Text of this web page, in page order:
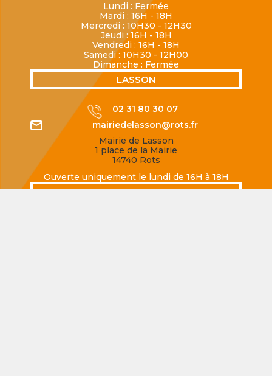
Lundi : Fermée
Mardi : 16H - 18H
Mercredi : 10H30 - 12H30
Jeudi : 16H - 18H
Vendredi : 16H - 18H
Samedi : 10H30 - 12H00
Dimanche : Fermée
LASSON
02 31 80 30 07
mairiedelasson@rots.fr
Mairie de Lasson
1 place de la Mairie
14740 Rots
Ouverte uniquement le lundi de 16H à 18H
SECQUEVILLE-EN-BESSIN